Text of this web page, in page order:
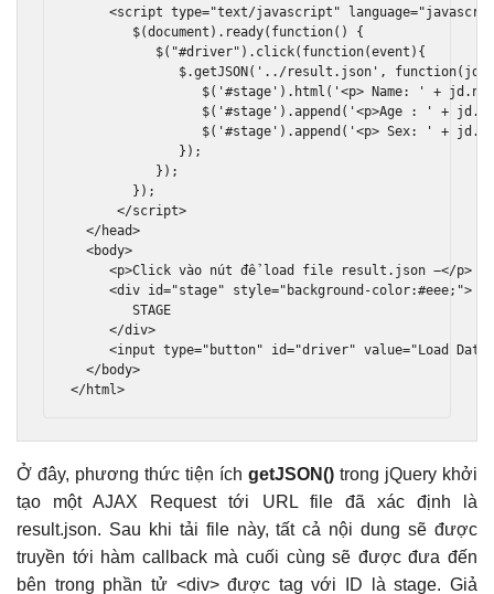
<script type="text/javascript" language=
        $
(document ). ready( function()
{
           $
( "#driver" ). click( function(event ){
              $
.getJSON( '../result.json' , function( jd
                 $
( '#stage' ). html ( '<p> Name: ' + jd .
                 $
( '#stage' ).append ( '<p>Age : ' + jd .
                 $
( '#stage' ).append ( '<p> Sex: ' + jd .
});
});
});
</script>
</head>
<body>
<p>Click vào nút để load file result.json −</p>
<div id="stage" style=" background -color:#eee; ">
        STAGE
</div>
<input type="button" id="driver" value="Load
</body>
</html>
Ở đây, phương thức tiện ích getJSON() trong jQuery khởi
tạo một AJAX Request tới URL file đã xác định là
result.json. Sau khi tải file này, tất cả nội dung sẽ được
truyền tới hàm callback mà cuối cùng sẽ được đưa đến
bên trong phần tử <div> được tag với ID là stage. Giả